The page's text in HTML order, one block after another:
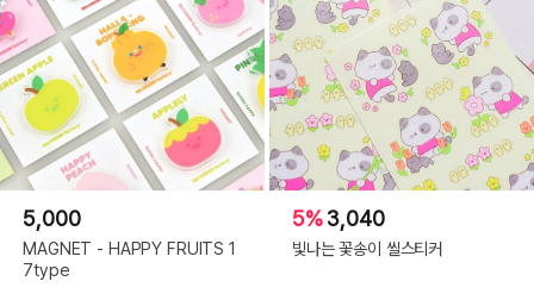
5,000
MAGNET - HAPPY FRUITS 1
7type
5%3,040
빛나는 꽃송이 씰스티커